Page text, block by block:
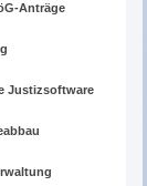
Anträge
Justizsoftware